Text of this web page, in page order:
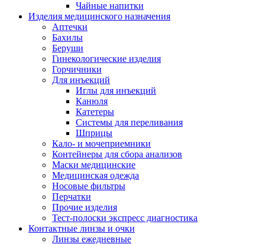
Чайные напитки
Изделия медицинского назначения
Аптечки
Бахилы
Беруши
Гинекологические изделия
Горчичники
Для инъекций
Иглы для инъекций
Канюля
Катетеры
Системы для переливания
Шприцы
Кало- и мочеприемники
Контейнеры для сбора анализов
Маски медицинские
Медицинская одежда
Носовые фильтры
Перчатки
Прочие изделия
Тест-полоски экспресс диагностика
Контактные линзы и очки
Линзы ежедневные